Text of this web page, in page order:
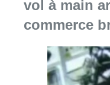
vol à main
commerce